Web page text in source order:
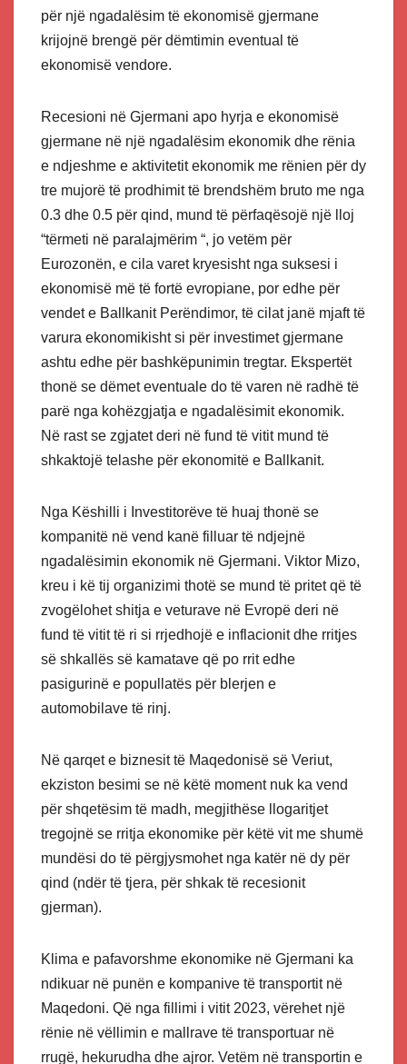
për një ngadalësim të ekonomisë gjermane
krijojnë brengë për dëmtimin eventual të
ekonomisë vendore.
Recesioni në Gjermani apo hyrja e ekonomisë
gjermane në një ngadalësim ekonomik dhe rënia
e ndjeshme e aktivitetit ekonomik me rënien për dy
tre mujorë të prodhimit të brendshëm bruto me nga
0.3 dhe 0.5 për qind, mund të përfaqësojë një lloj
“tërmeti në paralajmërim “, jo vetëm për
Eurozonën, e cila varet kryesisht nga suksesi i
ekonomisë më të fortë evropiane, por edhe për
vendet e Ballkanit Perëndimor, të cilat janë mjaft të
varura ekonomikisht si për investimet gjermane
ashtu edhe për bashkëpunimin tregtar. Ekspertët
thonë se dëmet eventuale do të varen në radhë të
parë nga kohëzgjatja e ngadalësimit ekonomik.
Në rast se zgjatet deri në fund të vitit mund të
shkaktojë telashe për ekonomitë e Ballkanit.
Nga Këshilli i Investitorëve të huaj thonë se
kompanitë në vend kanë filluar të ndjejnë
ngadalësimin ekonomik në Gjermani. Viktor Mizo,
kreu i kë tij organizimi thotë se mund të pritet që të
zvogëlohet shitja e veturave në Evropë deri në
fund të vitit të ri si rrjedhojë e inflacionit dhe rritjes
së shkallës së kamatave që po rrit edhe
pasigurinë e popullatës për blerjen e
automobilave të rinj.
Në qarqet e biznesit të Maqedonisë së Veriut,
ekziston besimi se në këtë moment nuk ka vend
për shqetësim të madh, megjithëse llogaritjet
tregojnë se rritja ekonomike për këtë vit me shumë
mundësi do të përgjysmohet nga katër në dy për
qind (ndër të tjera, për shkak të recesionit
gjerman).
Klima e pafavorshme ekonomike në Gjermani ka
ndikuar në punën e kompanive të transportit në
Maqedoni. Që nga fillimi i vitit 2023, vërehet një
rënie në vëllimin e mallrave të transportuar në
rrugë, hekurudha dhe ajror. Vetëm në transportin e